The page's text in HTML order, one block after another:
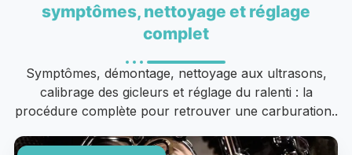
symptômes, nettoyage et réglage
complet
Symptômes, démontage, nettoyage aux ultrasons,
calibrage des gicleurs et réglage du ralenti : la
procédure complète pour retrouver une carburation..